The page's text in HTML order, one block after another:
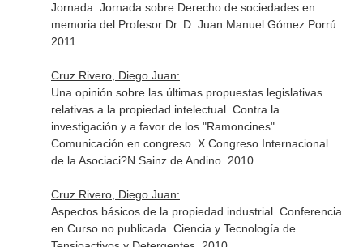
Jornada. Jornada sobre Derecho de sociedades en
memoria del Profesor Dr. D. Juan Manuel Gómez Porrú.
2011
Cruz Rivero, Diego Juan:
Una opinión sobre las últimas propuestas legislativas
relativas a la propiedad intelectual. Contra la
investigación y a favor de los "Ramoncines".
Comunicación en congreso. X Congreso Internacional
de la Asociaci?N Sainz de Andino. 2010
Cruz Rivero, Diego Juan:
Aspectos básicos de la propiedad industrial. Conferencia
en Curso no publicada. Ciencia y Tecnología de